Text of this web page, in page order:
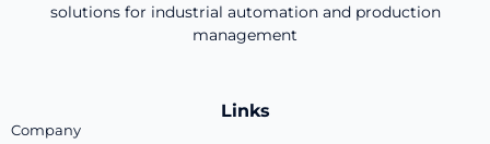
solutions for industrial automation and production
management
Links
Company